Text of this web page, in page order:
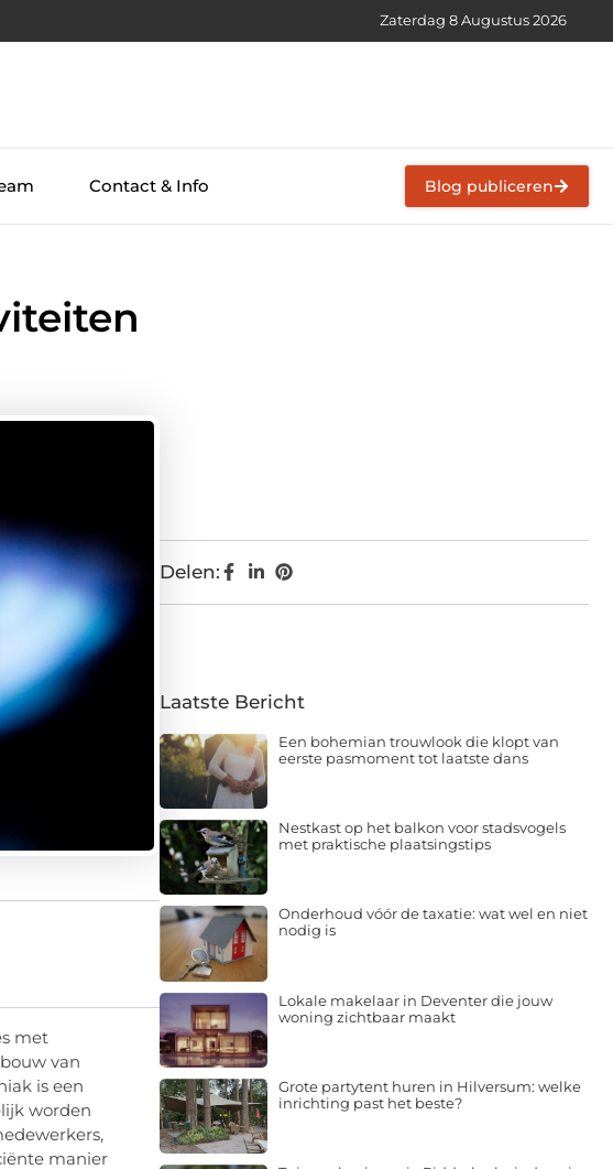
Zaterdag 8 Augustus 2026
Contact & Info Blog publiceren
met
van
is een
worden
manier
Delen:
Laatste Bericht
Een bohemian trouwlook die klopt van
eerste pasmoment tot laatste dans
Nestkast op het balkon voor stadsvogels
met praktische plaatsingstips
Onderhoud vóór de taxatie: wat wel en niet
nodig is
Lokale makelaar in Deventer die jouw
woning zichtbaar maakt
Grote partytent huren in Hilversum: welke
inrichting past het beste?